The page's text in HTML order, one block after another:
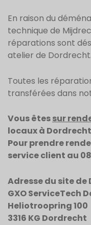
En raison du
technique de
réparations sont
atelier de Dordrecht.
Toutes les
transférées dans
Vous êtessur
locaux à
Pour prendre
service client au
Adresse du site de
GXO ServiceTech
Heliotroopring 100
3316 KG Dordrecht